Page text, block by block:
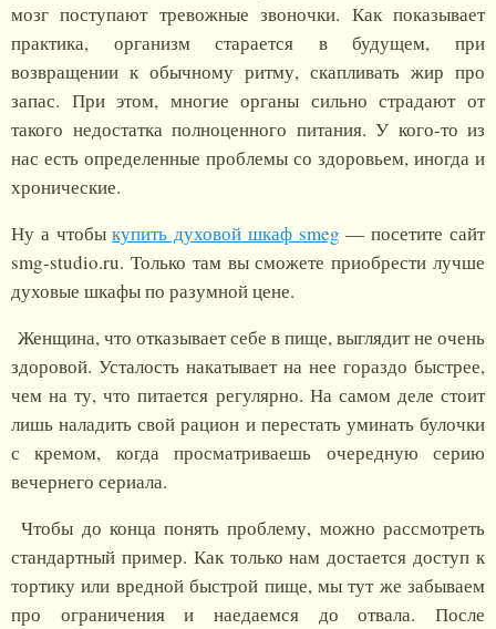
мозг поступают тревожные звоночки. Как показывает
практика, организм старается в будущем, при
возвращении к обычному ритму, скапливать жир про
запас. При этом, многие органы сильно страдают от
такого недостатка полноценного питания. У кого-то из
нас есть определенные проблемы со здоровьем, иногда и
хронические.
Ну а чтобыкупить духовой шкаф smeg — посетите сайт
smg-studio.ru. Только там вы сможете приобрести лучше
духовые шкафы по разумной цене.
Женщина, что отказывает себе в пище, выглядит не очень
здоровой. Усталость накатывает на нее гораздо быстрее,
чем на ту, что питается регулярно. На самом деле стоит
лишь наладить свой рацион и перестать уминать булочки
с кремом, когда просматриваешь очередную серию
вечернего сериала.
Чтобы до конца понять проблему, можно рассмотреть
стандартный пример. Как только нам достается доступ к
тортику или вредной быстрой пище, мы тут же забываем
про ограничения и наедаемся до отвала. После